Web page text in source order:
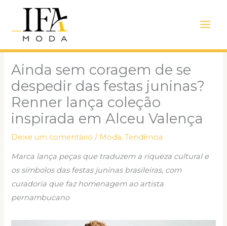
conteúdo
Menu
Ainda sem coragem de se
despedir das festas juninas?
Renner lança coleção
inspirada em Alceu Valença
Deixe um comentário / Moda,Tendência
Marca lança peças que traduzem a riqueza cultural e
os símbolos das festas juninas brasileiras, com
curadoria que faz homenagem ao artista
pernambucano